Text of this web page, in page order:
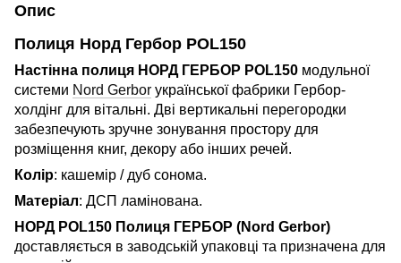
Опис
Полиця Норд Гербор POL150
Настінна полиця НОРД ГЕРБОР POL150 модульної
системи Nord Gerbor української фабрики Гербор-
холдінг для вітальні. Дві вертикальні перегородки
забезпечують зручне зонування простору для
розміщення книг, декору або інших речей.
Колір: кашемір / дуб сонома.
Матеріал: ДСП ламінована.
НОРД POL150 Полиця ГЕРБОР (Nord Gerbor)
доставляється в заводській упаковці та призначена для